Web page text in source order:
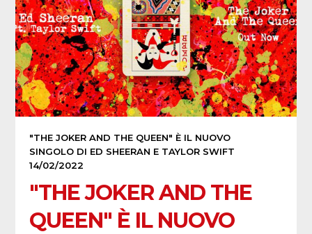
"THE JOKER AND THE QUEEN" È IL NUOVO
SINGOLO DI ED SHEERAN E TAYLOR SWIFT
14/02/2022
"THE JOKER AND THE
QUEEN" È IL NUOVO